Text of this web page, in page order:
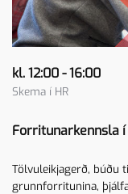
kl. 12:00 - 16:00
Skema í HR
Forritunarkennsla
Tölvuleikjagerð, búðu
grunnforritunina,